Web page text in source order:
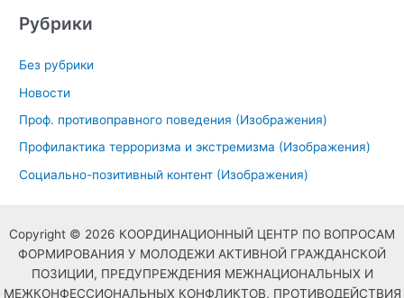
Рубрики
Без рубрики
Новости
Проф. противоправного поведения (Изображения)
Профилактика терроризма и экстремизма (Изображения)
Социально-позитивный контент (Изображения)
Copyright © 2026 КООРДИНАЦИОННЫЙ ЦЕНТР ПО ВОПРОСАМ
ФОРМИРОВАНИЯ У МОЛОДЕЖИ АКТИВНОЙ ГРАЖДАНСКОЙ
ПОЗИЦИИ, ПРЕДУПРЕЖДЕНИЯ МЕЖНАЦИОНАЛЬНЫХ И
МЕЖКОНФЕССИОНАЛЬНЫХ КОНФЛИКТОВ, ПРОТИВОДЕЙСТВИЯ